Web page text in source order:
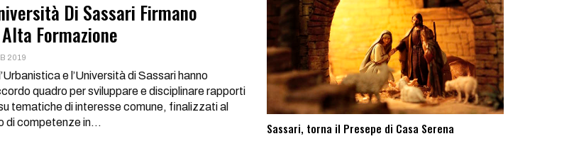
Di Sassari Firmano
Formazione
2019
e l’Università di Sassari hanno
quadro per sviluppare e disciplinare rapporti
tematiche di interesse comune, finalizzati al
di competenze in…
Sassari, torna il Presepe di Casa Serena